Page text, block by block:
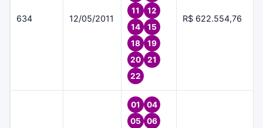
634 12/05/2011
11
12
14
15
18
19
20
21
22
R$ 622.554,76
01
04
05
06